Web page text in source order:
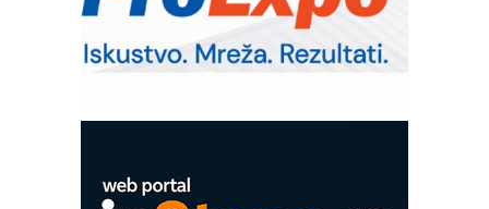
Sigurnije ispitivanje transformatora u
solarnim elektranama i vetroparkovima
Pranje točkova na gradilištu- standard
Proizvodnja iC7 Hybrid 1500 VDC
COMBYPACK